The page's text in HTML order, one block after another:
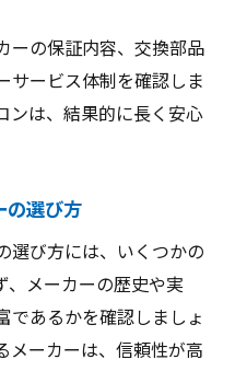
ーの保証内容、交換部品
サービス体制を確認しま
ンは、結果的に長く安心
の選び方
選び方には、いくつかの
、メーカーの歴史や実
であるかを確認しましょ
メーカーは、信頼性が高